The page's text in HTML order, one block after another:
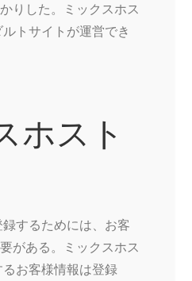
りした。ミックスホス
トサイトが運営でき
ホスト
するためには、お客
がある。ミックスホス
るお客様情報は登録